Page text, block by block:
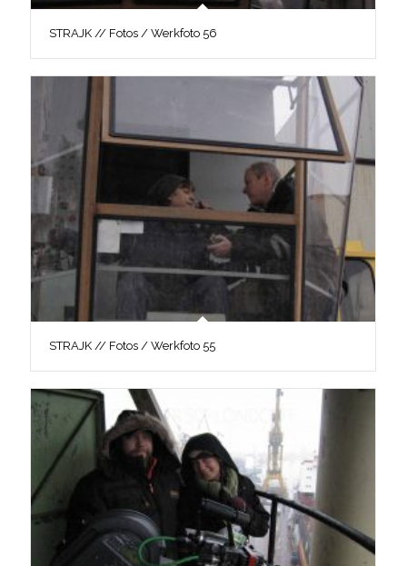
STRAJK // Fotos / Werkfoto 56
STRAJK // Fotos / Werkfoto 55